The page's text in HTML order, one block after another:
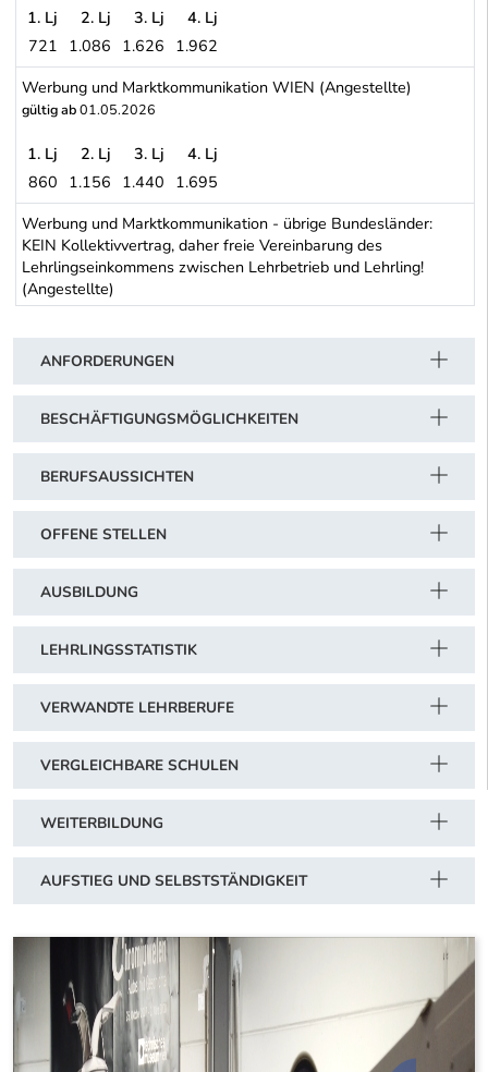
Grafische Gewerbe - Gewerbe der Drucker und
1. Lj 2. Lj 3. Lj
4. Lj
721 1.086 1.626 1.962
Werbung und Marktkommunikation WIEN (Angestellte)
gültig ab01.05.2026
Werbung und Marktkommunikation WIEN (Angestellte)
1. Lj 2. Lj 3. Lj
4. Lj
860 1.156 1.440 1.695
Werbung und Marktkommunikation - übrige Bundesländer:
KEIN Kollektivvertrag, daher freie Vereinbarung des
Lehrlingseinkommens zwischen Lehrbetrieb und Lehrling!
(Angestellte)
ANFORDERUNGEN
BESCHÄFTIGUNGSMÖGLICHKEITEN
BERUFSAUSSICHTEN
OFFENE STELLEN
AUSBILDUNG
LEHRLINGSSTATISTIK
VERWANDTE LEHRBERUFE
VERGLEICHBARE SCHULEN
WEITERBILDUNG
AUFSTIEG UND SELBSTSTÄNDIGKEIT